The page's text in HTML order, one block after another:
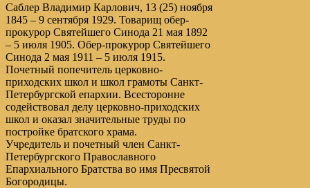
Саблер Владимир Карлович, 13 (25) ноября
1845 – 9 сентября 1929. Товарищ обер-
прокурор Святейшего Синода 21 мая 1892
– 5 июля 1905. Обер-прокурор Святейшего
Синода 2 мая 1911 – 5 июля 1915.
Почетный попечитель церковно-
приходских школ и школ грамоты Санкт-
Петербургской епархии. Всесторонне
содействовал делу церковно-приходских
школ и оказал значительные труды по
постройке братского храма.
Учредитель и почетный член Санкт-
Петербургского Православного
Епархиального Братства во имя Пресвятой
Богородицы.